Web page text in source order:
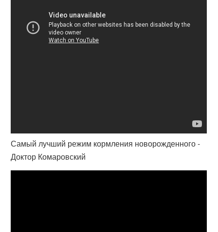
Самый лучший режим кормления новорожденного -
Доктор Комаровский